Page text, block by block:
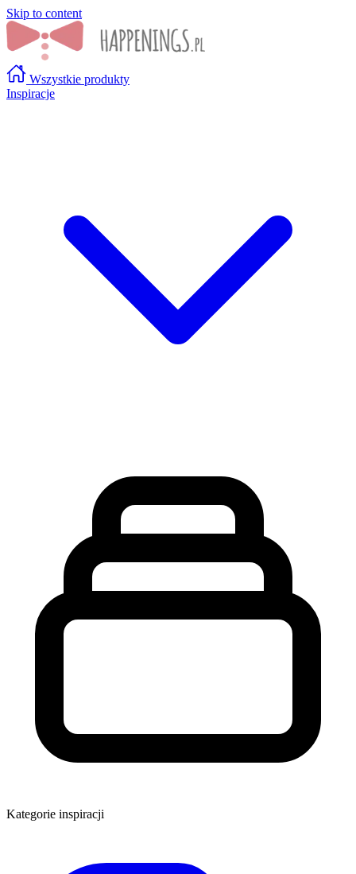
Skip to content
Wszystkie produkty
Inspiracje
Kategorie inspiracji